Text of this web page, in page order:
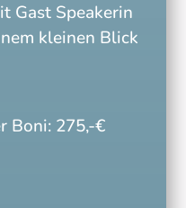
Gast Speakerin
kleinen Blick
Boni: 275,-€